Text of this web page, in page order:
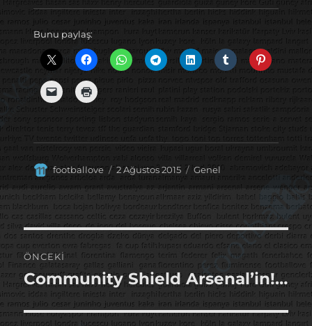
Bunu paylaş:
Yazar
footballove
Yayın
2 Ağustos 2015 Kategoriler
Genel
Yazı
gezinmesi
ÖNCEKI
Önceki
yazı:
Community Shield Arsenal’in!…